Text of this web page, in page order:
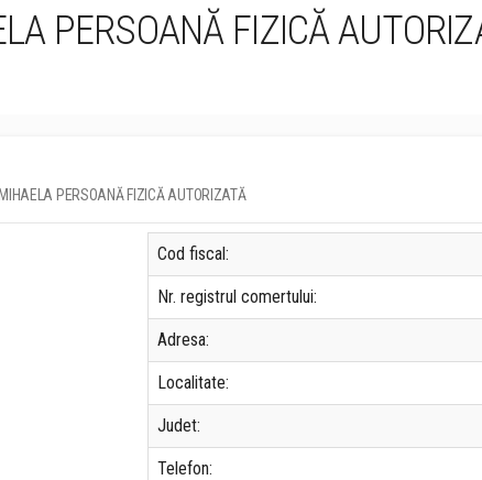
PERSOANĂ FIZICĂ
PERSOANĂ FIZICĂ AUTORIZATĂ
Cod fiscal:
Nr. registrul comertului:
Adresa:
Localitate:
Judet:
Telefon: